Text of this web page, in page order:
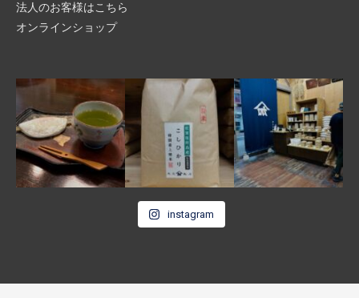
法人のお客様はこちら
オンラインショップ
instagram